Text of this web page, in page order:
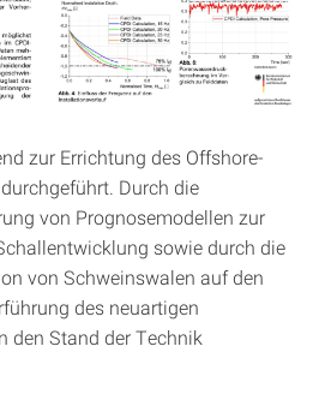
zur Errichtung des Offshore-
Durch die
von Prognosemodellen zur
sowie durch die
von Schweinswalen auf den
des neuartigen
den Stand der Technik